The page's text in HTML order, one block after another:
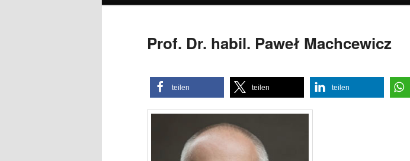
Prof. Dr. habil. Paweł Machcewicz
teilen teilen teilen